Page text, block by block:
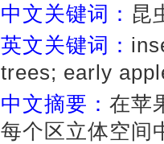
中文关键词： 昆
英文关键词：
trees; early
中文摘要： 在苹
每个区立体空间